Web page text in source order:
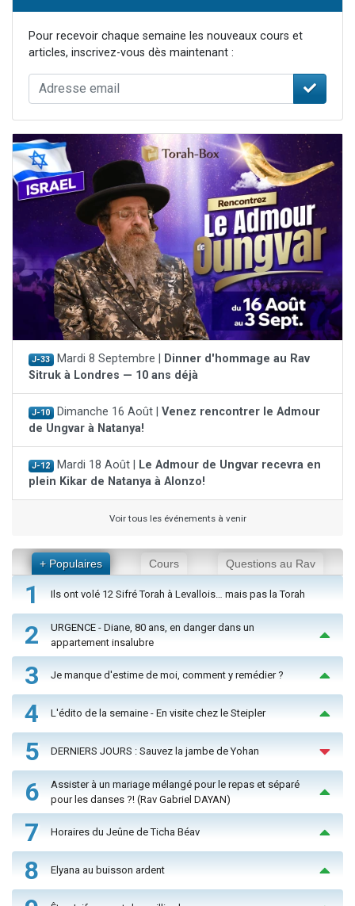
Pour recevoir chaque semaine les nouveaux cours et
articles, inscrivez-vous dès maintenant :
J-33 Mardi 8 Septembre |
Dinner d'hommage au Rav
Sitruk à Londres — 10 ans déjà
J-10 Dimanche 16 Août | Venez rencontrer le Admour
de Ungvar à Natanya!
J-12 Mardi 18 Août |
Le Admour de Ungvar recevra en
plein Kikar de Natanya à Alonzo!
Voir tous les événements à venir
+ Populaires Cours Questions au Rav
1 Ils ont volé 12 Sifré Torah à Levallois… mais pas la Torah
2
URGENCE - Diane, 80 ans, en danger dans un
appartement insalubre
3 Je manque d'estime de moi, comment y remédier ?
4 L'édito de la semaine - En visite chez le Steipler
5 DERNIERS JOURS : Sauvez la jambe de Yohan
6
Assister à un mariage mélangé pour le repas et séparé
pour les danses ?! (Rav Gabriel DAYAN)
7 Horaires du Jeûne de Ticha Béav
8 Elyana au buisson ardent